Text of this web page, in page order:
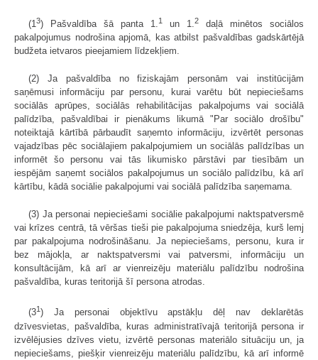
(13) Pašvaldība šā panta 1.1 un 1.2
daļā minētos sociālos
pakalpojumus nodrošina apjomā, kas atbilst pašvaldības gadskārtējā
budžeta ietvaros pieejamiem līdzekļiem.
(2) Ja pašvaldība no fiziskajām personām vai institūcijām
saņēmusi informāciju par personu, kurai varētu būt nepieciešams
sociālās aprūpes, sociālās rehabilitācijas pakalpojums vai sociālā
palīdzība, pašvaldībai ir pienākums likumā "Par sociālo drošību"
noteiktajā kārtībā pārbaudīt saņemto informāciju, izvērtēt personas
vajadzības pēc sociālajiem pakalpojumiem un sociālās palīdzības un
informēt šo personu vai tās likumisko pārstāvi par tiesībām un
iespējām saņemt sociālos pakalpojumus un sociālo palīdzību, kā arī
kārtību, kādā sociālie pakalpojumi vai sociālā palīdzība saņemama.
(3) Ja personai nepieciešami sociālie pakalpojumi naktspatversmē
vai krīzes centrā, tā vēršas tieši pie pakalpojuma sniedzēja, kurš lemj
par pakalpojuma nodrošināšanu. Ja nepieciešams, personu, kura ir
bez mājokļa, ar naktspatversmi vai patversmi, informāciju un
konsultācijām, kā arī ar vienreizēju materiālu palīdzību nodrošina
pašvaldība, kuras teritorijā šī persona atrodas.
(31 ) Ja personai objektīvu apstākļu dēļ nav deklarētās
dzīvesvietas, pašvaldība, kuras administratīvajā teritorijā persona ir
izvēlējusies dzīves vietu, izvērtē personas materiālo situāciju un, ja
nepieciešams, piešķir vienreizēju materiālu palīdzību, kā arī informē